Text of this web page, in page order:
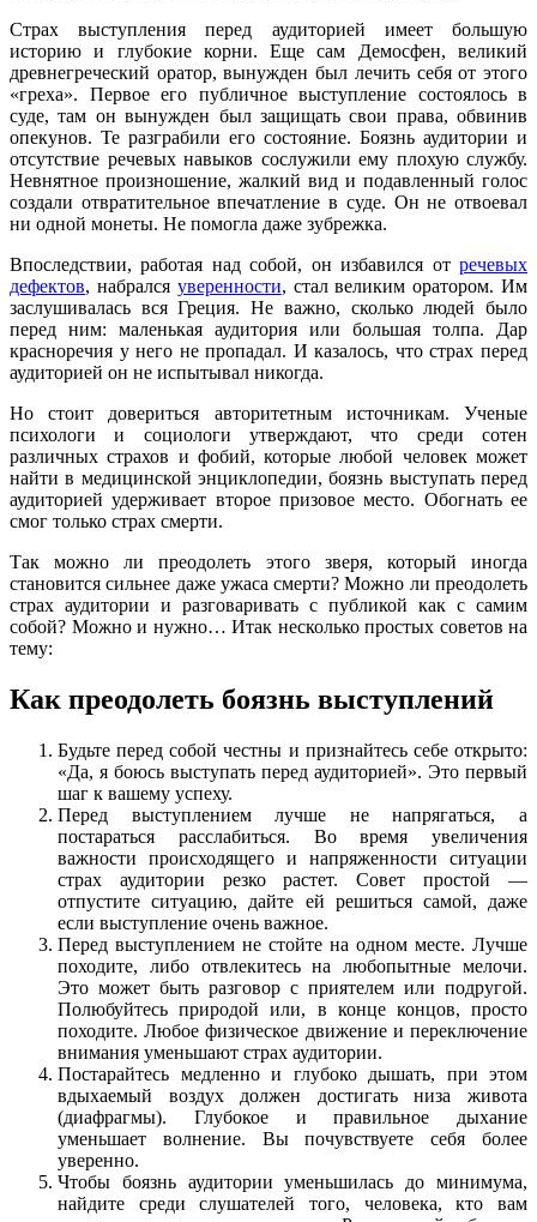
Страх выступления перед аудиторией имеет большую
историю и глубокие корни. Еще сам Демосфен, великий
древнегреческий оратор, вынужден был лечить себя от этого
«греха». Первое его публичное выступление состоялось в
суде, там он вынужден был защищать свои права, обвинив
опекунов. Те разграбили его состояние. Боязнь аудитории и
отсутствие речевых навыков сослужили ему плохую службу.
Невнятное произношение, жалкий вид и подавленный голос
создали отвратительное впечатление в суде. Он не отвоевал
ни одной монеты. Не помогла даже зубрежка.
Впоследствии, работая над собой, он избавился от речевых
дефектов, набрался уверенности, стал великим оратором. Им
заслушивалась вся Греция. Не важно, сколько людей было
перед ним: маленькая аудитория или большая толпа. Дар
красноречия у него не пропадал. И казалось, что страх перед
аудиторией он не испытывал никогда.
Но стоит довериться авторитетным источникам. Ученые
психологи и социологи утверждают, что среди сотен
различных страхов и фобий, которые любой человек может
найти в медицинской энциклопедии, боязнь выступать перед
аудиторией удерживает второе призовое место. Обогнать ее
смог только страх смерти.
Так можно ли преодолеть этого зверя, который иногда
становится сильнее даже ужаса смерти? Можно ли преодолеть
страх аудитории и разговаривать с публикой как с самим
собой? Можно и нужно… Итак несколько простых советов на
тему:
Как преодолеть боязнь выступлений
Будьте перед собой честны и признайтесь себе открыто:
«Да, я боюсь выступать перед аудиторией». Это первый
шаг к вашему успеху.
Перед выступлением лучше не напрягаться, а
постараться расслабиться. Во время увеличения
важности происходящего и напряженности ситуации
страх аудитории резко растет. Совет простой —
отпустите ситуацию, дайте ей решиться самой, даже
если выступление очень важное.
Перед выступлением не стойте на одном месте. Лучше
походите, либо отвлекитесь на любопытные мелочи.
Это может быть разговор с приятелем или подругой.
Полюбуйтесь природой или, в конце концов, просто
походите. Любое физическое движение и переключение
внимания уменьшают страх аудитории.
Постарайтесь медленно и глубоко дышать, при этом
вдыхаемый воздух должен достигать низа живота
(диафрагмы). Глубокое и правильное дыхание
уменьшает волнение. Вы почувствуете себя более
уверенно.
Чтобы боязнь аудитории уменьшилась до минимума,
найдите среди слушателей того, человека, кто вам